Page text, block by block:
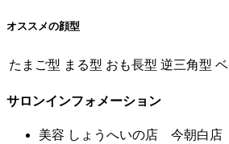
オススメの顔型
たまご型 まる型 おも長型 逆三角型
サロンインフォメーション
美容 しょうへいの店 今朝白店